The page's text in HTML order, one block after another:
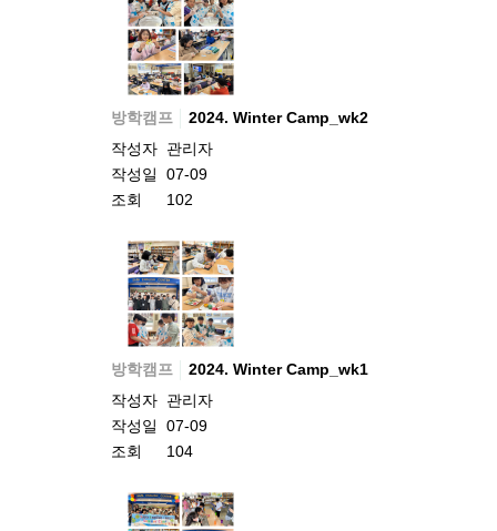
방학캠프
2024. Winter Camp_wk2
작성자 관리자
작성일
07-09
조회
102
방학캠프
2024. Winter Camp_wk1
작성자 관리자
작성일
07-09
조회
104